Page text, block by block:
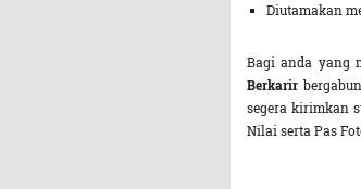
Diutamakan
Bagi anda yang
Berkarir
segera kirimkan
Nilai serta Pas